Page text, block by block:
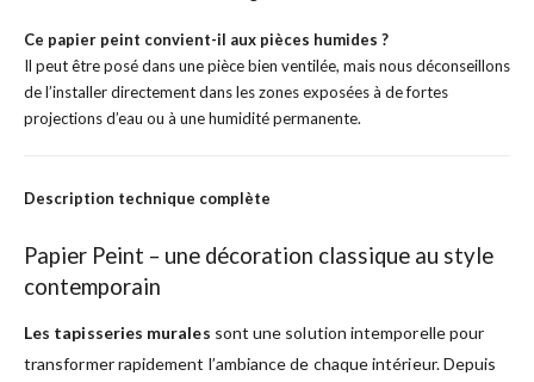
Ce papier peint convient-il aux pièces humides ?
Il peut être posé dans une pièce bien ventilée, mais nous déconseillons
de l’installer directement dans les zones exposées à de fortes
projections d’eau ou à une humidité permanente.
Description technique complète
Papier Peint – une décoration classique au style
contemporain
Les tapisseries murales sont une solution intemporelle pour
transformer rapidement l’ambiance de chaque intérieur. Depuis